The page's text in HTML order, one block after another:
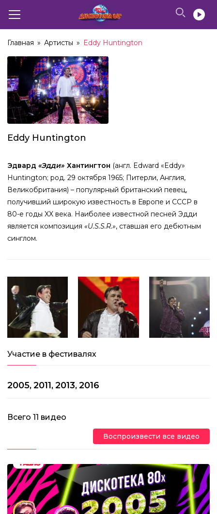
Главная » Артисты » Eddy Huntington
Eddy Huntington
Эдвард «Эдди» Хантингтон (англ. Edward «Eddy»
Huntington; род. 29 октября 1965; Питерли, Англия,
Великобритания) – популярный британский певец,
получивший широкую известность в Европе и СССР в
80-е годы XX века. Наиболее известной песней Эдди
является композиция «U.S.S.R.», ставшая его дебютным
синглом.
Участие в фестивалях
2005, 2011, 2013, 2016
Всего 11 видео
Воспроизвести все видео